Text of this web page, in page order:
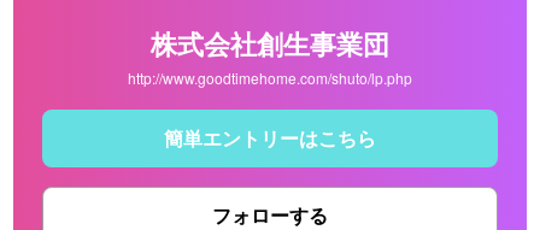
株式会社創生事業団
http://www.goodtimehome.com/shuto/lp.php
簡単エントリーはこちら
フォローする